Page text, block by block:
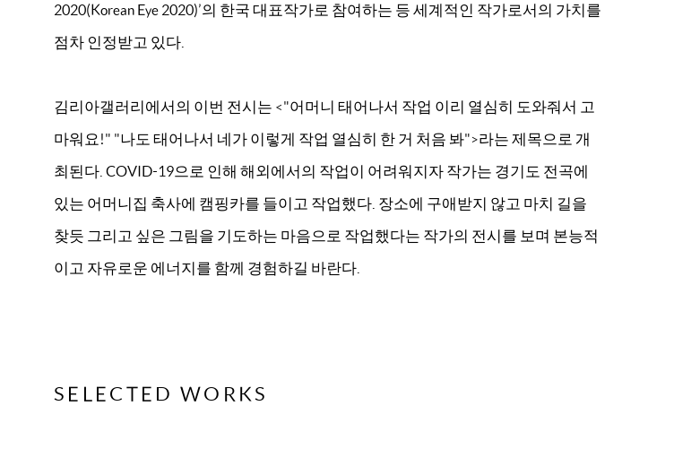
2020(Korean Eye 2020)’의 한국 대표작가로 참여하는 등 세계적인 작가로서의 가치를
점차 인정받고 있다.
김리아갤러리에서의 이번 전시는 <"어머니 태어나서 작업 이리 열심히 도와줘서 고
마워요!" "나도 태어나서 네가 이렇게 작업 열심히 한 거 처음 봐">라는 제목으로 개
최된다. COVID-19으로 인해 해외에서의 작업이 어려워지자 작가는 경기도 전곡에
있는 어머니집 축사에 캠핑카를 들이고 작업했다. 장소에 구애받지 않고 마치 길을
찾듯 그리고 싶은 그림을 기도하는 마음으로 작업했다는 작가의 전시를 보며 본능적
이고 자유로운 에너지를 함께 경험하길 바란다.
SELECTED WORKS